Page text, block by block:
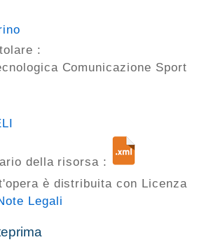
:
Comunicazione Sport
della risorsa :
è distribuita con Licenza
Legali